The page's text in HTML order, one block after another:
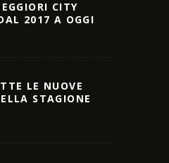
CITY
2017 A OGGI
LE NUOVE
STAGIONE